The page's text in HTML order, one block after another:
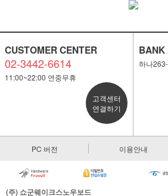
CUSTOMER CENTER
02-3442-6614
11:00~22:00 연중무휴
고객센터
연결하기
BANK
하나
PC 버전 이용안내
(주) 쇼군웨이크스노우보드